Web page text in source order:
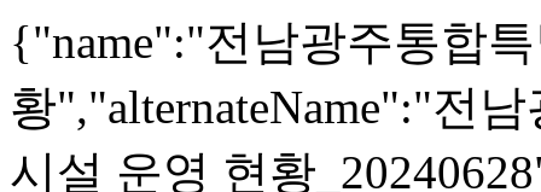
{"name":"전남광주통합
황","alternateName":"전
시설 운영 현황